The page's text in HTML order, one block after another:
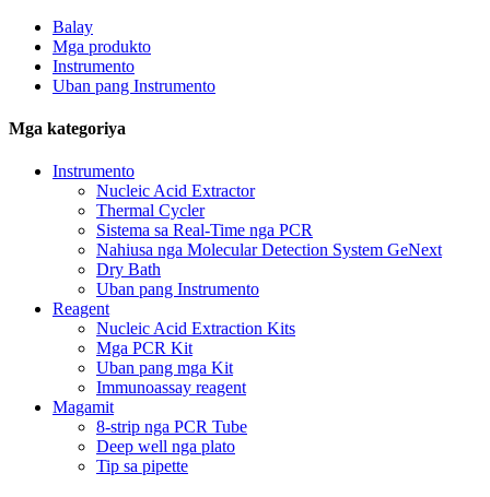
Balay
Mga produkto
Instrumento
Uban pang Instrumento
Mga kategoriya
Instrumento
Nucleic Acid Extractor
Thermal Cycler
Sistema sa Real-Time nga PCR
Nahiusa nga Molecular Detection System GeNext
Dry Bath
Uban pang Instrumento
Reagent
Nucleic Acid Extraction Kits
Mga PCR Kit
Uban pang mga Kit
Immunoassay reagent
Magamit
8-strip nga PCR Tube
Deep well nga plato
Tip sa pipette